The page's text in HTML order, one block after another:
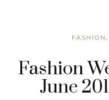
FASHION ,
Fashion
June